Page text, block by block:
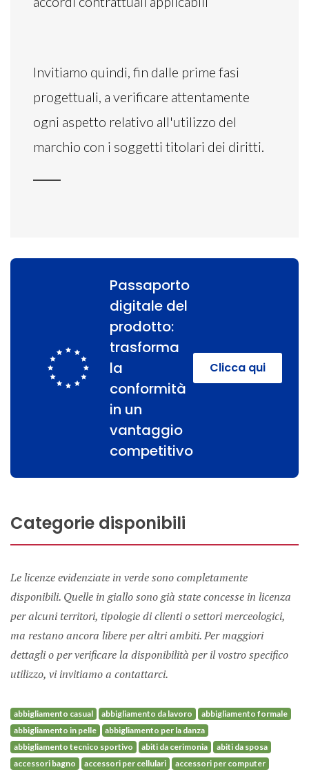
Invitiamo quindi, fin dalle prime fasi
progettuali, a verificare attentamente
ogni aspetto relativo all'utilizzo del
marchio con i soggetti titolari dei diritti.
Passaporto
digitale del
prodotto:
trasforma
la
conformità
in un
vantaggio
competitivo
Clicca qui
Categorie disponibili
Le licenze evidenziate in verde sono completamente
disponibili. Quelle in giallo sono già state concesse in licenza
per alcuni territori, tipologie di clienti o settori merceologici,
ma restano ancora libere per altri ambiti. Per maggiori
dettagli o per verificare la disponibilità per il vostro specifico
utilizzo, vi invitiamo a contattarci.
abbigliamento casual abbigliamento da lavoro
abbigliamento formale
abbigliamento in pelle
abbigliamento per la danza
abbigliamento tecnico sportivo
abiti da cerimonia
abiti da sposa
accessori bagno
accessori per cellulari
accessori per computer